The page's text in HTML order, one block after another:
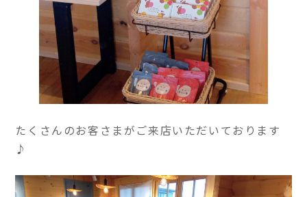
たくさんのお客さまがご来店いただいております
♪